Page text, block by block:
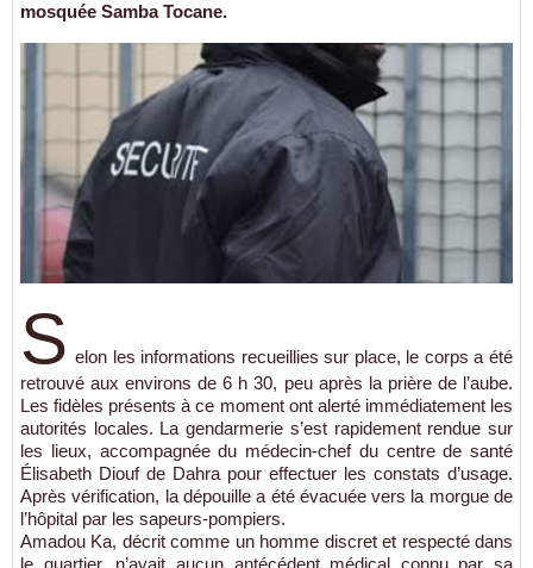
mosquée Samba Tocane.
S elon les informations recueillies sur place, le corps a été
retrouvé aux environs de 6 h 30, peu après la prière de l’aube.
Les fidèles présents à ce moment ont alerté immédiatement les
autorités locales. La gendarmerie s’est rapidement rendue sur
les lieux, accompagnée du médecin-chef du centre de santé
Élisabeth Diouf de Dahra pour effectuer les constats d’usage.
Après vérification, la dépouille a été évacuée vers la morgue de
l’hôpital par les sapeurs-pompiers.
Amadou Ka, décrit comme un homme discret et respecté dans
le quartier, n’avait aucun antécédent médical connu par sa